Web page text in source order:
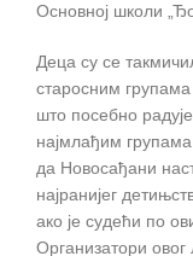
Основној школи
Деца су се
старосним
што посебно
најмлађим
да Новосађани
најранијег
ако је судећи по
Организатори овог